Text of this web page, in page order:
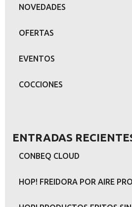
NOVEDADES
OFERTAS
EVENTOS
COCCIONES
ENTRADAS
CONBEQ CLOUD
HOP! FREIDORA POR AIRE